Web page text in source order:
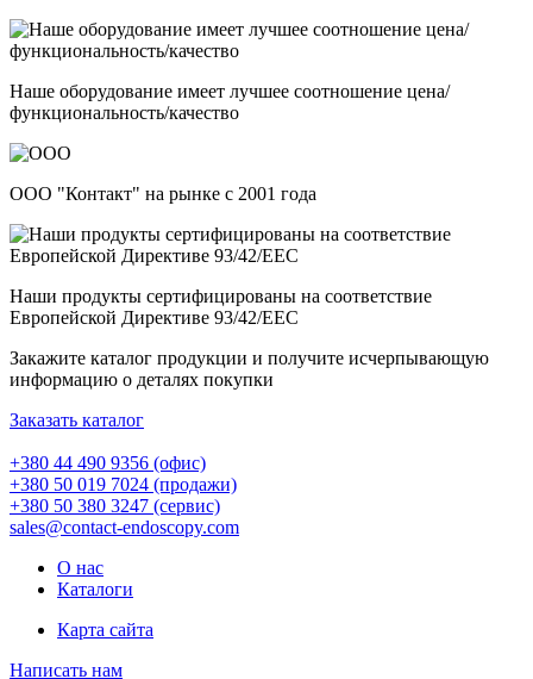
Наше оборудование имеет лучшее соотношение цена/
функциональность/качество
ООО "Контакт" на рынке с 2001 года
Наши продукты сертифицированы на соответствие
Европейской Директиве 93/42/EEC
Закажите каталог продукции и получите исчерпывающую
информацию о деталях покупки
Заказать каталог
+380 44 490 9356 (офис)
+380 50 019 7024 (продажи)
+380 50 380 3247 (сервис)
sales@contact-endoscopy.com
О нас
Каталоги
Карта сайта
Написать нам